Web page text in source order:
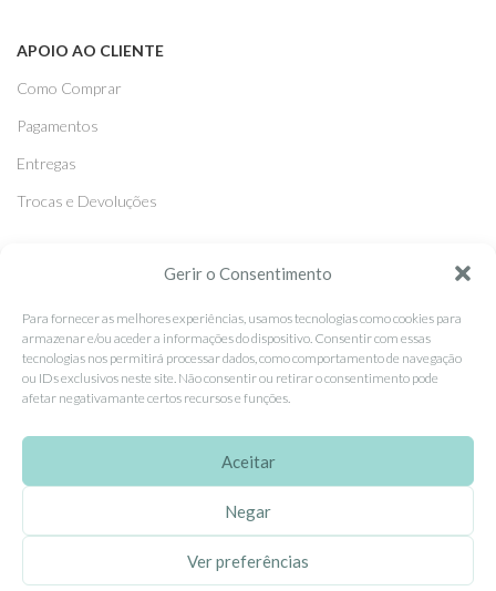
Gerir o Consentimento
Para fornecer as melhores experiências, usamos tecnologias como cookies para
armazenar e/ou aceder a informações do dispositivo. Consentir com essas
tecnologias nos permitirá processar dados, como comportamento de navegação
ou IDs exclusivos neste site. Não consentir ou retirar o consentimento pode
afetar negativamante certos recursos e funções.
Aceitar
Negar
Ver preferências
APOIO AO CLIENTE
Como Comprar
Pagamentos
Entregas
Trocas e Devoluções
Facebook
Instagram
Pinterest
EhGoom2026 Criado porDumbanengue, Lda.